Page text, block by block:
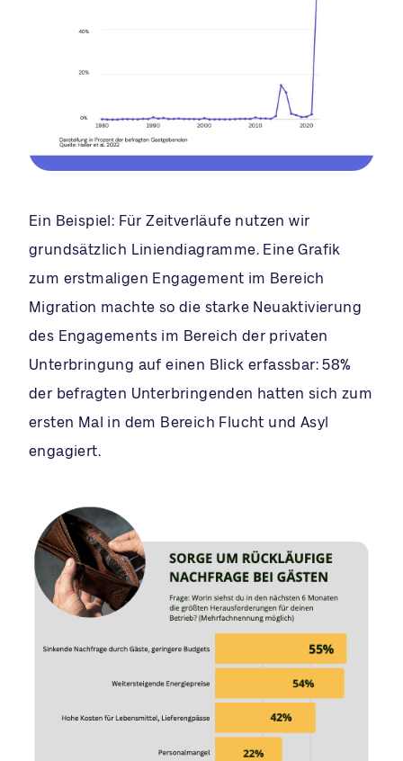
Ein Beispiel: Für Zeitverläufe nutzen wir
grundsätzlich Liniendiagramme. Eine Grafik
zum erstmaligen Engagement im Bereich
Migration machte so die starke Neuaktivierung
des Engagements im Bereich der privaten
Unterbringung auf einen Blick erfassbar: 58%
der befragten Unterbringenden hatten sich zum
ersten Mal in dem Bereich Flucht und Asyl
engagiert.